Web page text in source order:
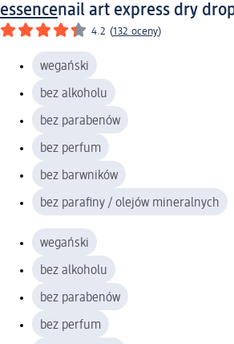
essencenail art express dry
4.2 (132 oceny)
wegański
bez alkoholu
bez parabenów
bez perfum
bez barwników
bez parafiny / olejów mineralnych
wegański
bez alkoholu
bez parabenów
bez perfum